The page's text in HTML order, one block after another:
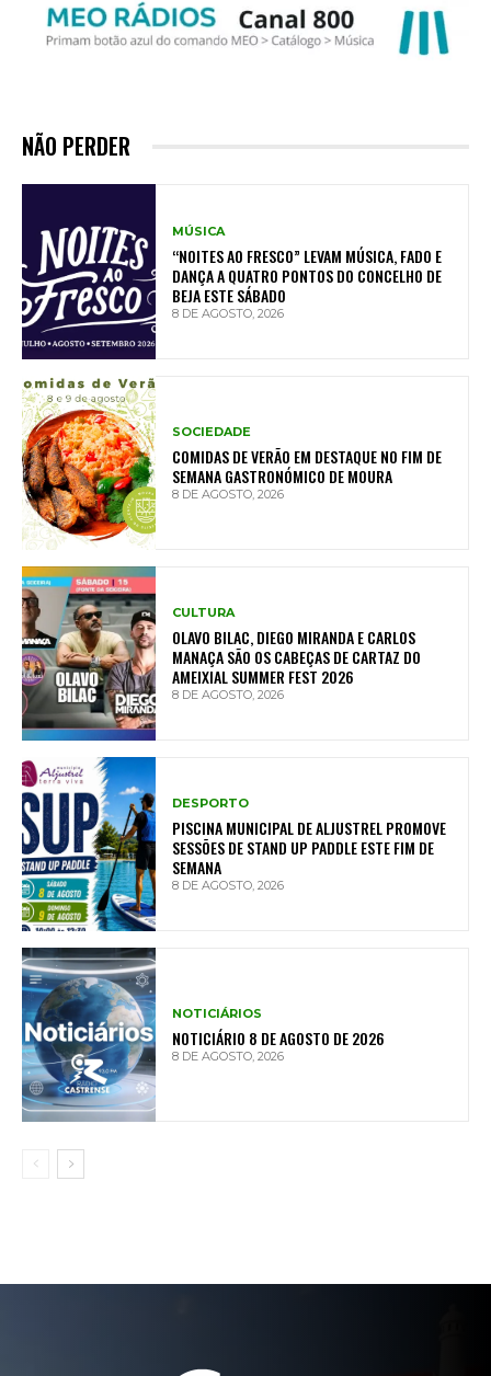
NÃO PERDER
MÚSICA
“NOITES AO FRESCO” LEVAM MÚSICA, FADO E
DANÇA A QUATRO PONTOS DO CONCELHO DE
BEJA ESTE SÁBADO
8 DE AGOSTO, 2026
SOCIEDADE
COMIDAS DE VERÃO EM DESTAQUE NO FIM DE
SEMANA GASTRONÓMICO DE MOURA
8 DE AGOSTO, 2026
CULTURA
OLAVO BILAC, DIEGO MIRANDA E CARLOS
MANAÇA SÃO OS CABEÇAS DE CARTAZ DO
AMEIXIAL SUMMER FEST 2026
8 DE AGOSTO, 2026
DESPORTO
PISCINA MUNICIPAL DE ALJUSTREL PROMOVE
SESSÕES DE STAND UP PADDLE ESTE FIM DE
SEMANA
8 DE AGOSTO, 2026
NOTICIÁRIOS
NOTICIÁRIO 8 DE AGOSTO DE 2026
8 DE AGOSTO, 2026